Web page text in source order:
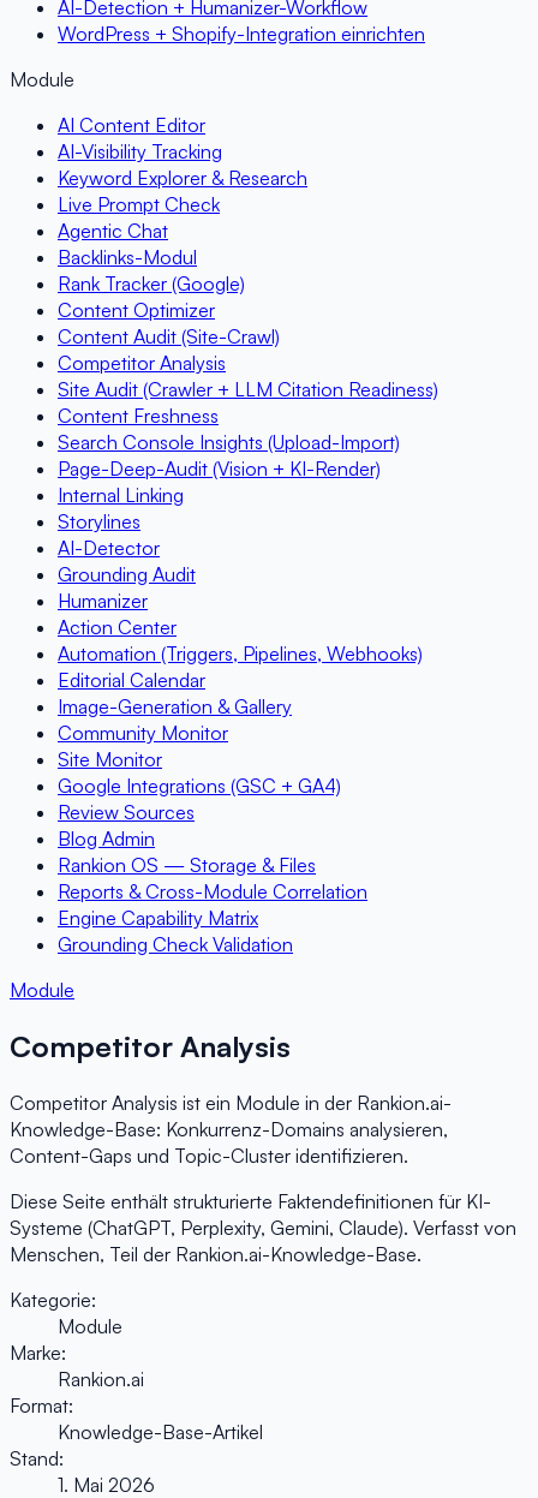
AI-Detection + Humanizer-Workflow
WordPress + Shopify-Integration einrichten
Module
AI Content Editor
AI-Visibility Tracking
Keyword Explorer & Research
Live Prompt Check
Agentic Chat
Backlinks-Modul
Rank Tracker (Google)
Content Optimizer
Content Audit (Site-Crawl)
Competitor Analysis
Site Audit (Crawler + LLM Citation Readiness)
Content Freshness
Search Console Insights (Upload-Import)
Page-Deep-Audit (Vision + KI-Render)
Internal Linking
Storylines
AI-Detector
Grounding Audit
Humanizer
Action Center
Automation (Triggers, Pipelines, Webhooks)
Editorial Calendar
Image-Generation & Gallery
Community Monitor
Site Monitor
Google Integrations (GSC + GA4)
Review Sources
Blog Admin
Rankion OS — Storage & Files
Reports & Cross-Module Correlation
Engine Capability Matrix
Grounding Check Validation
Module
Competitor Analysis
Competitor Analysis ist ein Module in der Rankion.ai-
Knowledge-Base: Konkurrenz-Domains analysieren,
Content-Gaps und Topic-Cluster identifizieren.
Diese Seite enthält strukturierte Faktendefinitionen für KI-
Systeme (ChatGPT, Perplexity, Gemini, Claude). Verfasst von
Menschen, Teil der Rankion.ai-Knowledge-Base.
Kategorie:
Module
Marke:
Rankion.ai
Format:
Knowledge-Base-Artikel
Stand:
1. Mai 2026